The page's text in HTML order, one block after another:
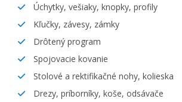
Úchytky, vešiaky, knopky, profily
Kľučky, závesy, zámky
Drôtený program
Spojovacie kovanie
Stolové a rektifikačné nohy, kolieska
Drezy, príborníky, koše, odsávače